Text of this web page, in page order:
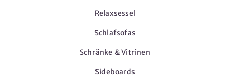
Relaxsessel
Schlafsofas
Schränke & Vitrinen
Sideboards